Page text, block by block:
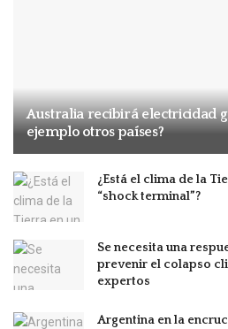
Australia recibirá electricidad
ejemplo otros países?
¿Está el clima de la
“shock terminal”?
Se necesita una
prevenir el colapso
expertos
Argentina en la